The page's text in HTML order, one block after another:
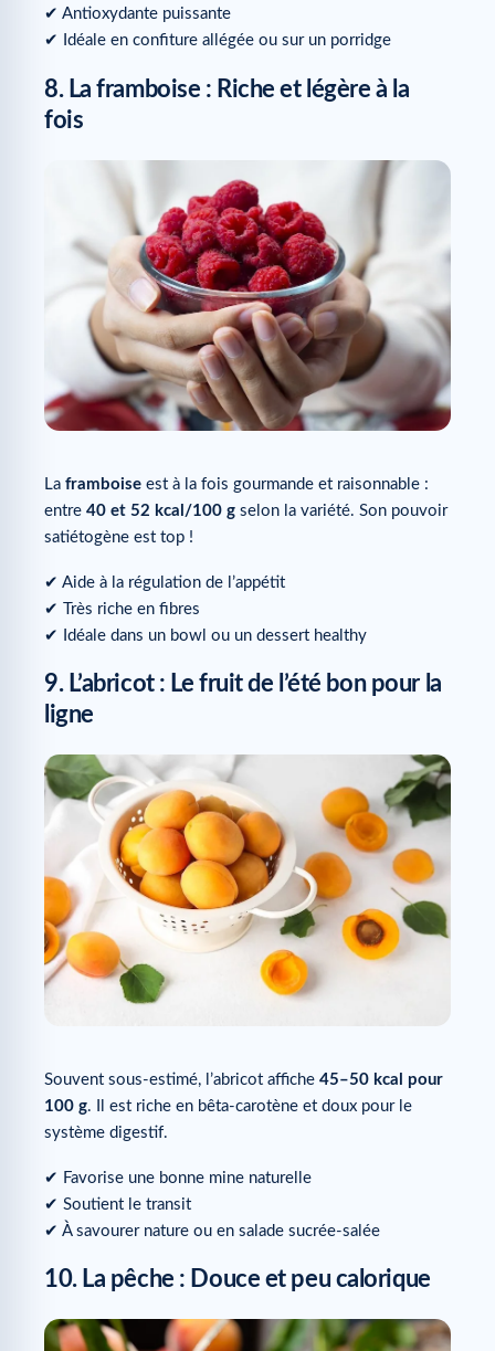
✔ Antioxydante puissante
✔ Idéale en confiture allégée ou sur un porridge
8. La framboise : Riche et légère à la
fois
La framboise est à la fois gourmande et raisonnable :
entre 40 et 52 kcal/100 g selon la variété. Son pouvoir
satiétogène est top !
✔ Aide à la régulation de l’appétit
✔ Très riche en fibres
✔ Idéale dans un bowl ou un dessert healthy
9. L’abricot : Le fruit de l’été bon pour la
ligne
Souvent sous-estimé, l’abricot affiche 45–50 kcal pour
100 g. Il est riche en bêta-carotène et doux pour le
système digestif.
✔ Favorise une bonne mine naturelle
✔ Soutient le transit
✔ À savourer nature ou en salade sucrée-salée
10. La pêche : Douce et peu calorique